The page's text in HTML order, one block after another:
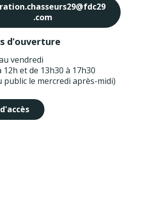
.com
d’ouverture
vendredi
12h et de 13h30 à 17h30
public le mercredi après-midi)